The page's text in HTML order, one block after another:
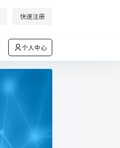
快速注册
个人中心